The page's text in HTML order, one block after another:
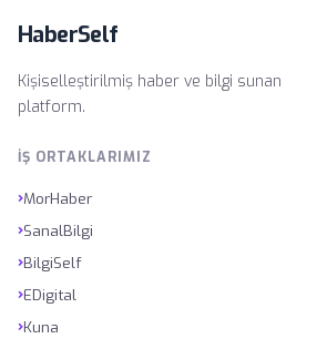
HaberSelf
Kişiselleştirilmiş haber ve bilgi sunan
platform.
İŞ ORTAKLARIMIZ
›MorHaber
›SanalBilgi
›BilgiSelf
›EDigital
›Kuna